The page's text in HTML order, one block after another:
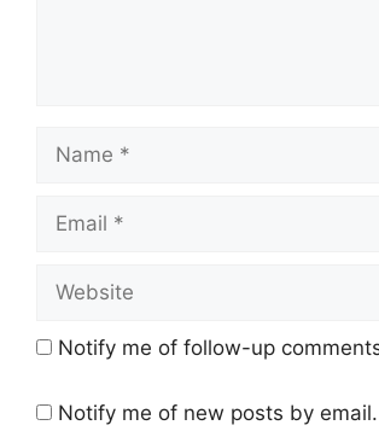
Name
Email
Website
Notify me of follow-up
Notify me of new posts by email.